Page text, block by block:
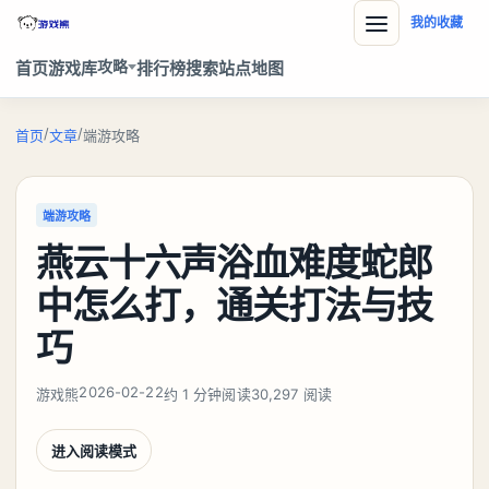
首页游戏库攻略 排行榜搜索站点地图
我的收藏
首页/文章/端游攻略
端游攻略
燕云十六声浴血难度蛇郎
中怎么打，通关打法与技
巧
游戏熊2026-02-22约 1 分钟阅读30,297 阅读
进入阅读模式